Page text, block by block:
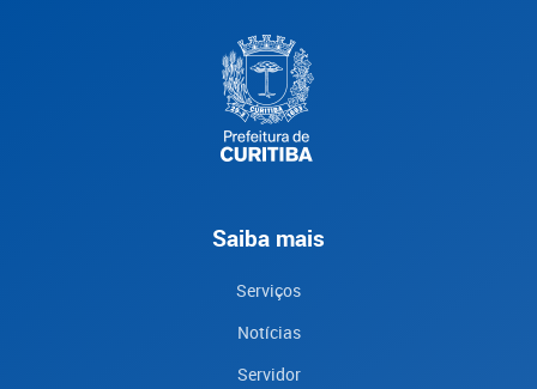
Saiba mais
Serviços
Notícias
Servidor